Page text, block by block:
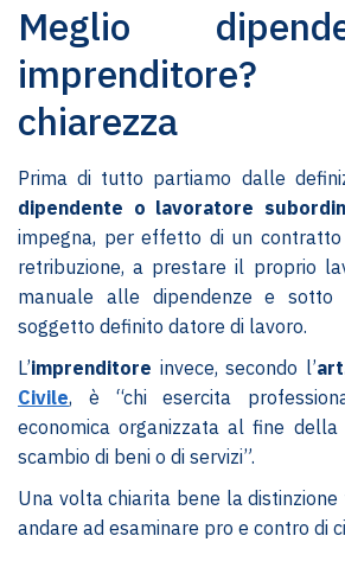
Meglio
imprenditore?
chiarezza
Prima di tutto partiamo dalle
dipendente o lavoratore
impegna, per effetto di un
retribuzione, a prestare il proprio
manuale alle dipendenze e
soggetto definito datore di lavoro.
L’imprenditore invece, secondo l’
Civile, è “chi esercita
economica organizzata al fine
scambio di beni o di servizi”.
Una volta chiarita bene la
andare ad esaminare pro e contro di